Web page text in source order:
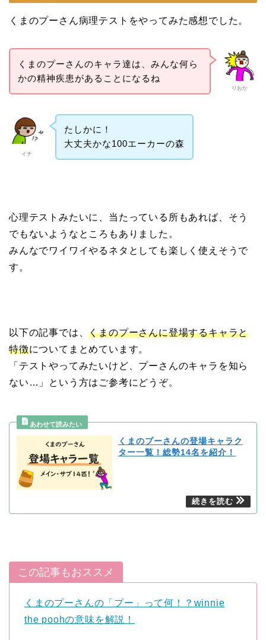
くまのプーさん病理テストをやってみた感想でした。
りおか
くまのプーさんのキャラ達は、みんな何ら
かの精神疾患があることになるね
イチ
たしかに！
大丈夫かな100エーカーの森
心理テストみたいに、当たっている所もあれば、そう
でもないようなところもありました。
みんなでワイワイやるネタとしても楽しく使えそうで
す。
以下の記事では、くまのプーさんに登場するキャラと
特徴についてまとめています。
「テストやってみたいけど、プーさんのキャラを知ら
ない…」という方はご参考にどうぞ。
くまのプーさんの登場キャラク
ター一覧！総勢14名を紹介！
この記事もおススメ
くまのプーさんの「プー」って何！？winnie
the poohの意味を解説！